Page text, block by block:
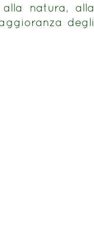
natura, alla
degli